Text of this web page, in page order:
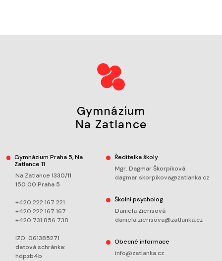
Gymnázium
Na Zatlance
Gymnázium Praha 5, Na
Zatlance 11
Na Zatlance 1330/11
150 00 Praha 5
+420 222 167 221
+420 222 167 167
+420 731 856 738
IZO: 061385271
datová schránka:
hdpzb4b
Ředitelka školy
Mgr. Dagmar Škorpíková
dagmar.skorpikova@zatlanka.cz
Školní psycholog
Daniela Zierisová
daniela.zierisova@zatlanka.cz
Obecné informace
info@zatlanka.cz